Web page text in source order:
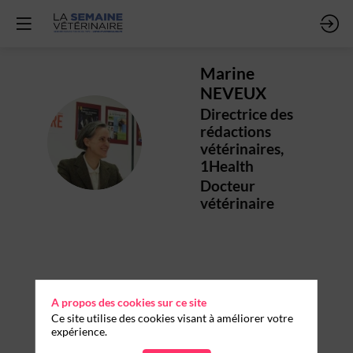
MN
Marine
NEVEUX
Directrice des
rédactions
vétérinaires,
1Health
Docteur
vétérinaire
Ses
sessions
A propos des cookies sur ce site
Ce site utilise des cookies visant à améliorer votre
expérience.